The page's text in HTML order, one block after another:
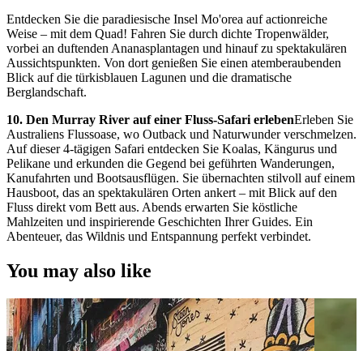
Entdecken Sie die paradiesische Insel Mo'orea auf actionreiche
Weise – mit dem Quad! Fahren Sie durch dichte Tropenwälder,
vorbei an duftenden Ananasplantagen und hinauf zu spektakulären
Aussichtspunkten. Von dort genießen Sie einen atemberaubenden
Blick auf die türkisblauen Lagunen und die dramatische
Berglandschaft.
10. Den Murray River auf einer Fluss-Safari erlebenErleben Sie
Australiens Flussoase, wo Outback und Naturwunder verschmelzen.
Auf dieser 4-tägigen Safari entdecken Sie Koalas, Kängurus und
Pelikane und erkunden die Gegend bei geführten Wanderungen,
Kanufahrten und Bootsausflügen. Sie übernachten stilvoll auf einem
Hausboot, das an spektakulären Orten ankert – mit Blick auf den
Fluss direkt vom Bett aus. Abends erwarten Sie köstliche
Mahlzeiten und inspirierende Geschichten Ihrer Guides. Ein
Abenteuer, das Wildnis und Entspannung perfekt verbindet.
You may also like